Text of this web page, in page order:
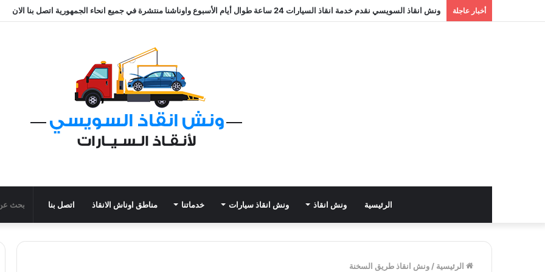
أخبار عاجلة ونش انقاذ السويسي نقدم خدمة انقاذ السيارات 24 ساعة طوال أيام الأسبوع واوناشنا منتشرة في جميع انحاء الجمهورية اتصل بنا الان
الرئيسية ونش انقاذ ونش انقاذ سيارات خدماتنا مناطق اوناش الانقاذ اتصل بنا
الرئيسية / ونش انقاذ طريق السخنة